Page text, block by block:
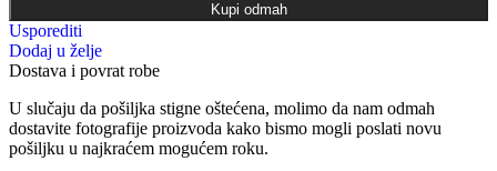
Kupi odmah
Usporediti
Dodaj u želje
Dostava i povrat robe
U slučaju da pošiljka stigne oštećena, molimo da nam odmah
dostavite fotografije proizvoda kako bismo mogli poslati novu
pošiljku u najkraćem mogućem roku.